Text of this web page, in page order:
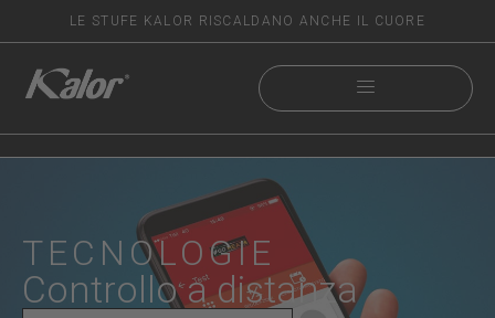
LE STUFE KALOR RISCALDANO ANCHE IL CUORE
TECNOLOGIE
Controllo a distanza